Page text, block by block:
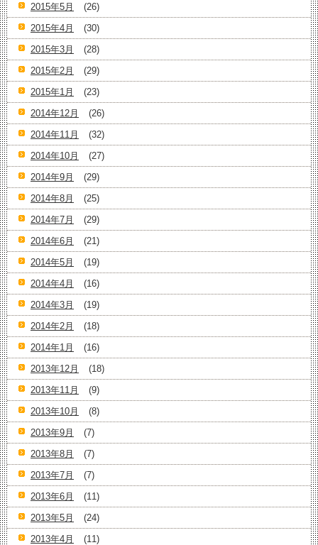
2015年5月
(26)
2015年4月
(30)
2015年3月
(28)
2015年2月
(29)
2015年1月
(23)
2014年12月
(26)
2014年11月
(32)
2014年10月
(27)
2014年9月
(29)
2014年8月
(25)
2014年7月
(29)
2014年6月
(21)
2014年5月
(19)
2014年4月
(16)
2014年3月
(19)
2014年2月
(18)
2014年1月
(16)
2013年12月
(18)
2013年11月
(9)
2013年10月
(8)
2013年9月
(7)
2013年8月
(7)
2013年7月
(7)
2013年6月
(11)
2013年5月
(24)
2013年4月
(11)